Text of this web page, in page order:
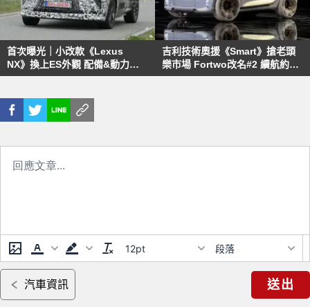
首次曝光｜小改款《Lexus
NX》換上ES外觀 配備&動力系
統有望大升級
吉利技術奧援《Smart》搶老頭
樂市場 Fortwo改名#2 續航約
300公里 巴黎車展正式發表
12pt 段落
汽車資訊 送出